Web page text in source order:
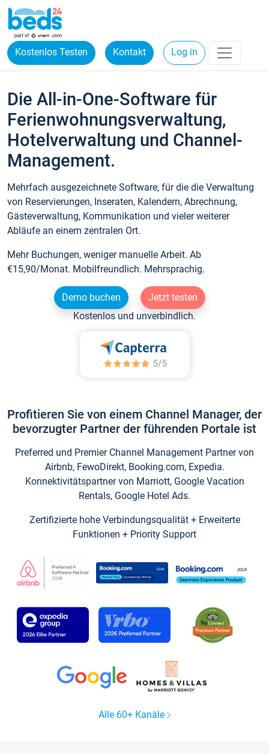
Kostenlos Testen Kontakt Log in
Die All-in-One-Software für
Ferienwohnungsverwaltung,
Hotelverwaltung und Channel-
Management.
Mehrfach ausgezeichnete Software, für die die Verwaltung
von Reservierungen, Inseraten, Kalendern, Abrechnung,
Gästeverwaltung, Kommunikation und vieler weiterer
Abläufe an einem zentralen Ort.
Mehr Buchungen, weniger manuelle Arbeit. Ab
€15,90/Monat. Mobilfreundlich. Mehrsprachig.
Demo buchen
Jetzt testen
Kostenlos und unverbindlich.
Profitieren Sie von einem Channel Manager, der
bevorzugter Partner der führenden Portale ist
Preferred und Premier Channel Management Partner von
Airbnb, FewoDirekt, Booking.com, Expedia.
Konnektivitätspartner von Marriott, Google Vacation
Rentals, Google Hotel Ads.
Zertifizierte hohe Verbindungsqualität + Erweiterte
Funktionen + Priority Support
Alle 60+ Kanäle